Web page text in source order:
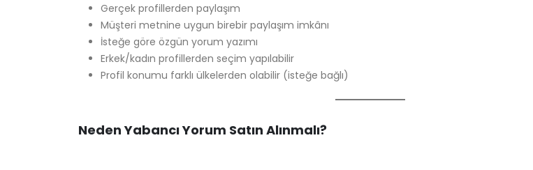
Gerçek profillerden paylaşım
Müşteri metnine uygun birebir paylaşım imkânı
İsteğe göre özgün yorum yazımı
Erkek/kadın profillerden seçim yapılabilir
Profil konumu farklı ülkelerden olabilir (isteğe bağlı)
Neden Yabancı Yorum Satın Alınmalı?